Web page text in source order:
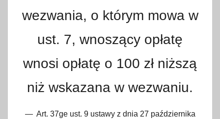
wezwania, o którym mowa w
ust. 7, wnoszący opłatę
wnosi opłatę o 100 zł niższą
niż wskazana w wezwaniu.
Art. 37ge ust. 9 ustawy z dnia 27 października